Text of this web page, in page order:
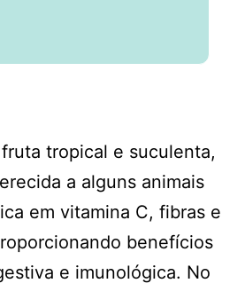
tropical e suculenta,
a alguns animais
em vitamina C, fibras e
benefícios
e imunológica. No